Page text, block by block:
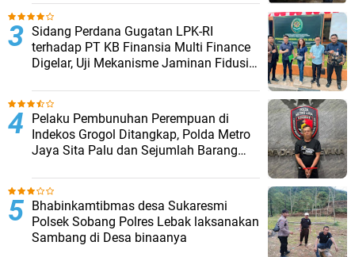
Sidang Perdana Gugatan LPK-RI
terhadap PT KB Finansia Multi Finance
Digelar, Uji Mekanisme Jaminan Fidusia
Pelaku Pembunuhan Perempuan di
Indekos Grogol Ditangkap, Polda Metro
Jaya Sita Palu dan Sejumlah Barang
Bhabinkamtibmas desa Sukaresmi
Polsek Sobang Polres Lebak laksanakan
Sambang di Desa binaanya